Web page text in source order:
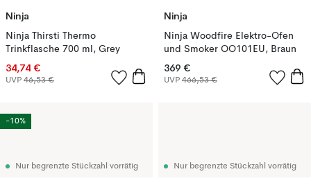
Ninja
Ninja Thirsti Thermo
Trinkflasche 700 ml, Grey
34,74 €
UVP 46,53 €
Ninja
Ninja Woodfire Elektro-Ofen
und Smoker OO101EU, Braun
369 €
UVP 466,53 €
Nur begrenzte Stückzahl vorrätig
-10%
Nur begrenzte Stückzahl vorrätig